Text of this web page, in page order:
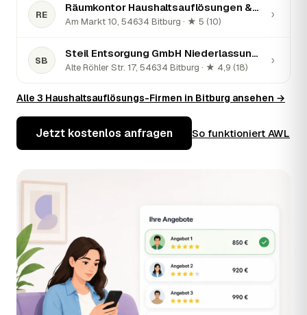
RE
Räumkontor Haushaltsauflösungen & Entrümpelungen
Am Markt 10, 54634 Bitburg · ★ 5 (10)
›
SB
Steil Entsorgung GmbH Niederlassung Bitburg
Alte Röhler Str. 17, 54634 Bitburg · ★ 4,9 (18)
›
Alle 3 Haushaltsauflösungs-Firmen in Bitburg ansehen →
Jetzt kostenlos anfragen So funktioniert AWL